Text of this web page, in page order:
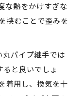
タ対策と清掃
ラブル例
接の実践法
の工程解説
使える裏技集
な熱をかけすぎな
挟むことで歪みを
パイプ継手では
と良いでしょ
着用し、換気を十